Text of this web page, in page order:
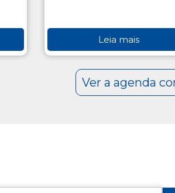
Leia mais